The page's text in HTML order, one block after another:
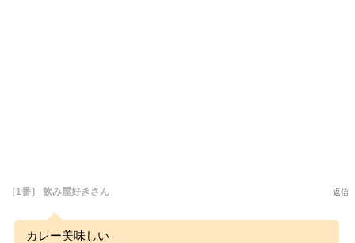
［1番］ 飲み屋好きさん 返信
カレー美味しい